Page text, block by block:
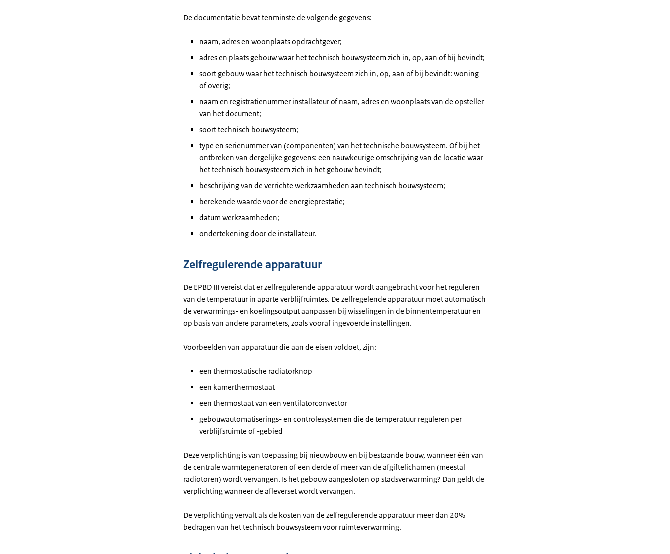
De documentatie bevat tenminste de volgende gegevens:
naam, adres en woonplaats opdrachtgever;
adres en plaats gebouw waar het technisch bouwsysteem zich in, op, aan of bij bevindt;
soort gebouw waar het technisch bouwsysteem zich in, op, aan of bij bevindt: woning
of overig;
naam en registratienummer installateur of naam, adres en woonplaats van de opsteller
van het document;
soort technisch bouwsysteem;
type en serienummer van (componenten) van het technische bouwsysteem. Of bij het
ontbreken van dergelijke gegevens: een nauwkeurige omschrijving van de locatie waar
het technisch bouwsysteem zich in het gebouw bevindt;
beschrijving van de verrichte werkzaamheden aan technisch bouwsysteem;
berekende waarde voor de energieprestatie;
datum werkzaamheden;
ondertekening door de installateur.
Zelfregulerende apparatuur
De EPBD III vereist dat er zelfregulerende apparatuur wordt aangebracht voor het reguleren
van de temperatuur in aparte verblijfruimtes. De zelfregelende apparatuur moet automatisch
de verwarmings- en koelingsoutput aanpassen bij wisselingen in de binnentemperatuur en
op basis van andere parameters, zoals vooraf ingevoerde instellingen.
Voorbeelden van apparatuur die aan de eisen voldoet, zijn:
een thermostatische radiatorknop
een kamerthermostaat
een thermostaat van een ventilatorconvector
gebouwautomatiserings- en controlesystemen die de temperatuur reguleren per
verblijfsruimte of -gebied
Deze verplichting is van toepassing bij nieuwbouw en bij bestaande bouw, wanneer één van
de centrale warmtegeneratoren of een derde of meer van de afgiftelichamen (meestal
radiotoren) wordt vervangen. Is het gebouw aangesloten op stadsverwarming? Dan geldt de
verplichting wanneer de afleverset wordt vervangen.
De verplichting vervalt als de kosten van de zelfregulerende apparatuur meer dan 20%
bedragen van het technisch bouwsysteem voor ruimteverwarming.